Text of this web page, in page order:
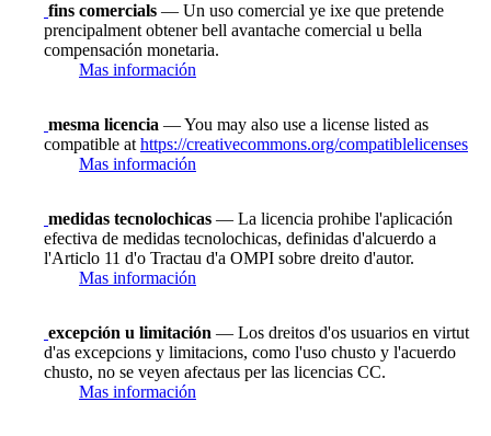
fins comercials — Un uso comercial ye ixe que pretende
prencipalment obtener bell avantache comercial u bella
compensación monetaria.
Mas información
mesma licencia — You may also use a license listed as
compatible at https://creativecommons.org/compatiblelicenses
Mas información
medidas tecnolochicas — La licencia prohibe l'aplicación
efectiva de medidas tecnolochicas, definidas d'alcuerdo a
l'Articlo 11 d'o Tractau d'a OMPI sobre dreito d'autor.
Mas información
excepción u limitación — Los dreitos d'os usuarios en virtut
d'as excepcions y limitacions, como l'uso chusto y l'acuerdo
chusto, no se veyen afectaus per las licencias CC.
Mas información